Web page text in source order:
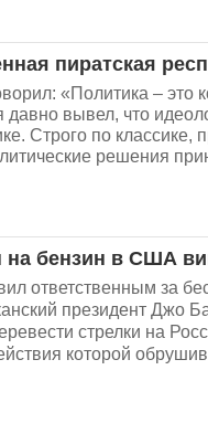
пиратская
«Политика – это
давно вывел, что
Строго по классике,
решения
на бензин в США
ответственным за
президент Джо
стрелки на
которой